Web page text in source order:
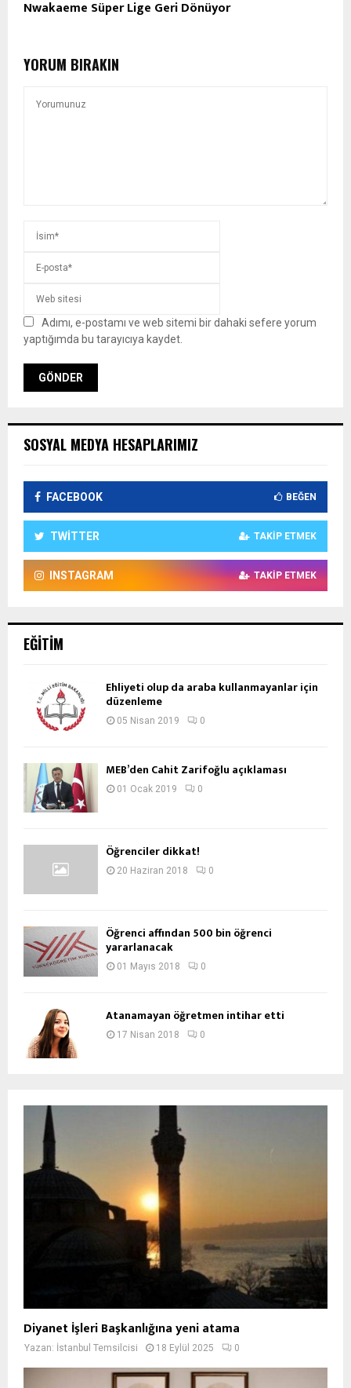
Nwakaeme Süper Lige Geri Dönüyor
YORUM BIRAKIN
Adımı, e-postamı ve web sitemi bir dahaki sefere yorum
yaptığımda bu tarayıcıya kaydet.
SOSYAL MEDYA HESAPLARIMIZ
FACEBOOK BEĞEN
TWITTER TAKIP ETMEK
INSTAGRAM TAKIP ETMEK
EĞITIM
Ehliyeti olup da araba kullanmayanlar için
düzenleme
05 Nisan 2019 0
MEB’den Cahit Zarifoğlu açıklaması
01 Ocak 2019 0
Öğrenciler dikkat!
20 Haziran 2018 0
Öğrenci affından 500 bin öğrenci
yararlanacak
01 Mayıs 2018 0
Atanamayan öğretmen intihar etti
17 Nisan 2018 0
Diyanet İşleri Başkanlığına yeni atama
Yazan: İstanbul Temsilcisi 18 Eylül 2025 0